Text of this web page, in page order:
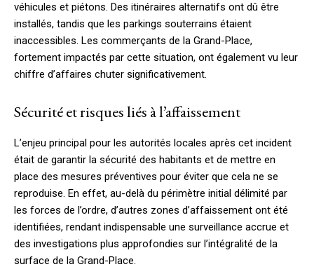
véhicules et piétons. Des itinéraires alternatifs ont dû être
installés, tandis que les parkings souterrains étaient
inaccessibles. Les commerçants de la Grand-Place,
fortement impactés par cette situation, ont également vu leur
chiffre d’affaires chuter significativement.
Sécurité et risques liés à l’affaissement
L’enjeu principal pour les autorités locales après cet incident
était de garantir la sécurité des habitants et de mettre en
place des mesures préventives pour éviter que cela ne se
reproduise. En effet, au-delà du périmètre initial délimité par
les forces de l’ordre, d’autres zones d’affaissement ont été
identifiées, rendant indispensable une surveillance accrue et
des investigations plus approfondies sur l’intégralité de la
surface de la Grand-Place.